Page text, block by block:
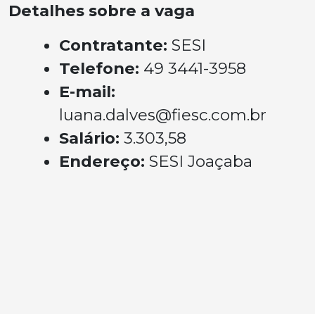
Detalhes sobre a vaga
Contratante: SESI
Telefone: 49 3441-3958
E-mail:
luana.dalves@fiesc.com.br
Salário: 3.303,58
Endereço: SESI Joaçaba